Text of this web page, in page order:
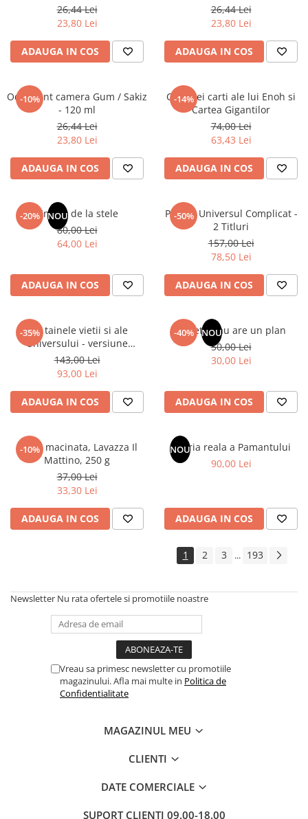
26,44 Lei
23,80 Lei
ADAUGA IN COS
26,44 Lei
23,80 Lei
ADAUGA IN COS
-10%
Odorizant camera Gum / Sakiz
- 120 ml
26,44 Lei
23,80 Lei
ADAUGA IN COS
-14%
Cele trei carti ale lui Enoh si
Cartea Gigantilor
74,00 Lei
63,43 Lei
ADAUGA IN COS
-20% NOU
Un dar de la stele
80,00 Lei
64,00 Lei
ADAUGA IN COS
-50%
Pachet Universul Complicat -
2 Titluri
157,00 Lei
78,50 Lei
ADAUGA IN COS
-35%
Din tainele vietii si ale
Universului - versiune
originala din 1939. Volumele I-
III.
143,00 Lei
93,00 Lei
ADAUGA IN COS
-40% NOU
Sufletul tau are un plan
50,00 Lei
30,00 Lei
ADAUGA IN COS
-10%
Cafea macinata, Lavazza Il
Mattino, 250 g
37,00 Lei
33,30 Lei
ADAUGA IN COS
NOU
Istoria reala a Pamantului
90,00 Lei
ADAUGA IN COS
1 2 3 ... 193
Newsletter Nu rata ofertele si promotiile noastre
Vreau sa primesc newsletter cu promotiile
magazinului. Afla mai multe in Politica de
Confidentialitate
MAGAZINUL MEU
CLIENTI
DATE COMERCIALE
SUPORT CLIENTI 09.00-18.00